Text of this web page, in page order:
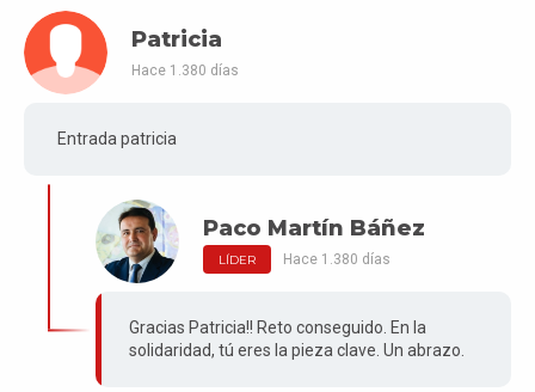
Patricia
Hace 1.380 días
Entrada patricia
Paco Martín Báñez
LÍDER Hace 1.380 días
Gracias Patricia!! Reto conseguido. En la
solidaridad, tú eres la pieza clave. Un abrazo.